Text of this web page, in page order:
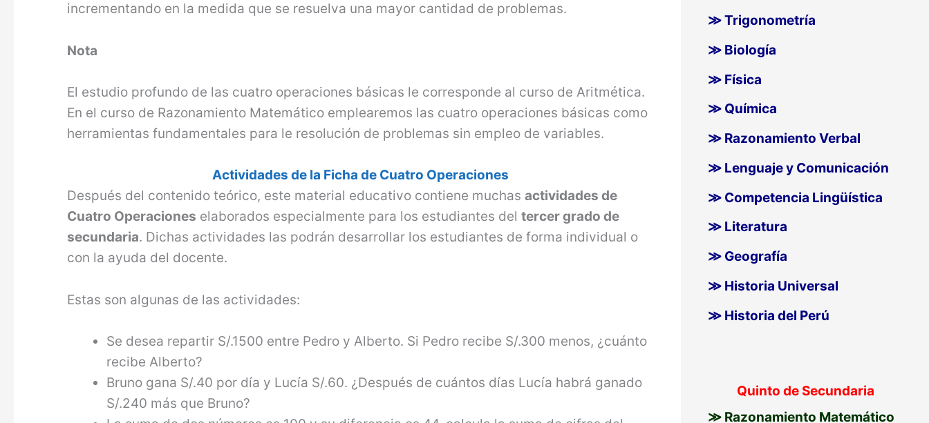
incrementando en la medida que se resuelva una mayor cantidad de problemas.
Nota
El estudio profundo de las cuatro operaciones básicas le corresponde al curso de Aritmética.
En el curso de Razonamiento Matemático emplearemos las cuatro operaciones básicas como
herramientas fundamentales para le resolución de problemas sin empleo de variables.
Actividades de la Ficha de Cuatro Operaciones
Después del contenido teórico, este material educativo contiene muchasactividades de
Cuatro Operaciones elaborados especialmente para los estudiantes deltercer grado de
secundaria. Dichas actividades las podrán desarrollar los estudiantes de forma individual o
con la ayuda del docente.
Estas son algunas de las actividades:
Se desea repartir S/.1500 entre Pedro y Alberto. Si Pedro recibe S/.300 menos, ¿cuánto
recibe Alberto?
Bruno gana S/.40 por día y Lucía S/.60. ¿Des­pués de cuántos días Lucía habrá ganado
S/.240 más que Bruno?
≫ Trigonometría
≫ Biología
≫ Física
≫ Química
≫ Razonamiento Verbal
≫ Lenguaje y Comunicación
≫ Competencia Lingüística
≫ Literatura
≫ Geografía
≫ Historia Universal
≫ Historia del Perú
Quinto de Secundaria
≫ Razonamiento Matemático